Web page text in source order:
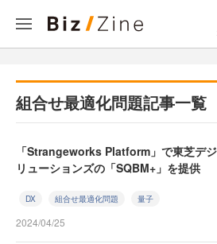
組合せ最適化問題記事一覧
「Strangeworks Platform」で東芝デ
リューションズの「SQBM+」を提供
DX 組合せ最適化問題 量子
2024/04/25